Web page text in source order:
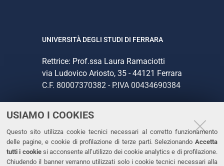
USIAMO I COOKIES
Questo sito utilizza cookie tecnici necessari al corretto funzionamento
delle pagine, e cookie di profilazione di terze parti. Selezionando Accetta
tutti i cookiesi acconsente all’utilizzo dei cookie analytics e di profilazione.
Chiudendo il banner verranno utilizzati solo i cookie tecnici necessari alla
UNIVERSITÀ DEGLI STUDI DI FERRARA
Rettrice: Prof.ssa Laura Ramaciotti
via Ludovico Ariosto, 35 - 44121 Ferrara
C.F. 80007370382 - P.IVA 00434690384
CONTATTI
Tel. +39 0532 293111
Fax. +39 0532 293031
PEC